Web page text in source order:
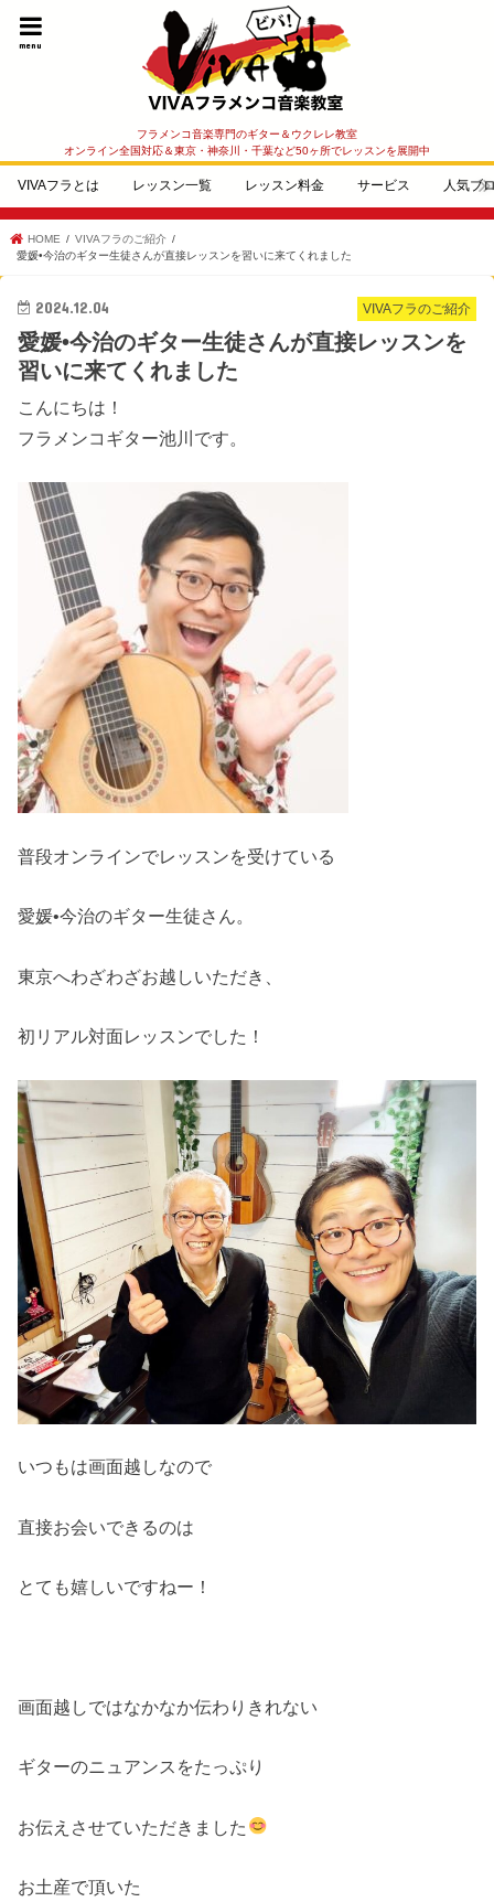
フラメンコ音楽専門のギター＆ウクレレ教室
オンライン全国対応＆東京・神奈川・千葉など50ヶ所でレッスンを展開中
menu
VIVAフラとは レッスン一覧 レッスン料金 サービス 人気ブ
HOME
VIVAフラのご紹介
愛媛•今治のギター生徒さんが直接レッスンを習いに来てくれました
VIVAフラのご紹介
2024.12.04
愛媛•今治のギター生徒さんが直接レッスンを
習いに来てくれました
こんにちは！
フラメンコギター池川です。
普段オンラインでレッスンを受けている
愛媛•今治のギター生徒さん。
東京へわざわざお越しいただき、
初リアル対面レッスンでした！
いつもは画面越しなので
直接お会いできるのは
とても嬉しいですねー！
画面越しではなかなか伝わりきれない
ギターのニュアンスをたっぷり
お伝えさせていただきました
お土産で頂いた